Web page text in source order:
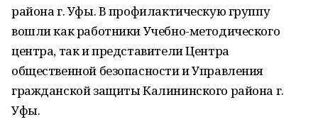
района г. Уфы. В профилактическую группу
вошли как работники Учебно-методического
центра, так и представители Центра
общественной безопасности и Управления
гражданской защиты Калининского района г.
Уфы.